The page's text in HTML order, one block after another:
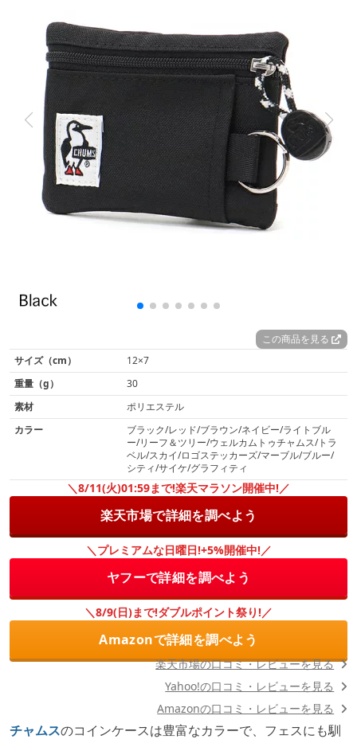
この商品を見る
サイズ（cm）
12×7
重量（g）
30
素材
ポリエステル
カラー
ブラック/レッド/ブラウン/ネイビー/ライトブル
ー/リーフ＆ツリー/ウェルカムトゥチャムス/トラ
ベル/スカイ/ロゴステッカーズ/マーブル/ブルー/
シティ/サイケ/グラフィティ
＼8/11(火)01:59まで!楽天マラソン開催中!／
楽天市場で詳細を調べよう
＼プレミアムな日曜日!+5%開催中!／
ヤフーで詳細を調べよう
＼8/9(日)まで!ダブルポイント祭り!／
Amazonで詳細を調べよう
チャムスのコインケースは豊富なカラーで、フェスにも馴
楽天市場の口コミ・レビューを見る
Yahoo!の口コミ・レビューを見る
Amazonの口コミ・レビューを見る